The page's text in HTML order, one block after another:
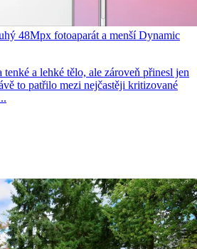
48Mpx fotoaparát a menší Dynamic
a lehké tělo, ale zároveň přinesl jen
to patřilo mezi nejčastěji kritizované